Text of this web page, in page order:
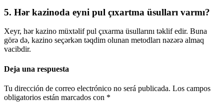
5. Hər kazinoda eyni pul çıxartma üsulları varmı?
Xeyr, hər kazino müxtəlif pul çıxarma üsullarını təklif edir. Buna
görə də, kazino seçərkən təqdim olunan metodları nəzərə almaq
vacibdir.
Deja una respuesta
Tu dirección de correo electrónico no será publicada. Los campos
obligatorios están marcados con *